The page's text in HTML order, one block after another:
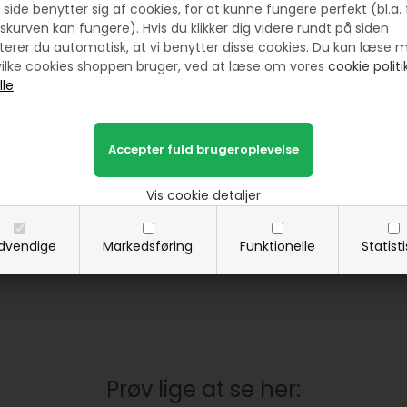
side benytter sig af cookies, for at kunne fungere perfekt (bl.a.
kan fungere). Hvis du klikker dig videre rundt på siden
du automatisk, at vi benytter disse cookies. Du kan læse
cookies shoppen bruger, ved at læse om vores cookie
Markedsføring Funktionelle
Vis cookie detaljer
Måleenheder:5, 7 og 10 mm
Brug:Ideel til maskinsyning,
Kvalitet:Holdbare og nemme at
Se her, denne lille video om de smarte
Prøv lige at se her: